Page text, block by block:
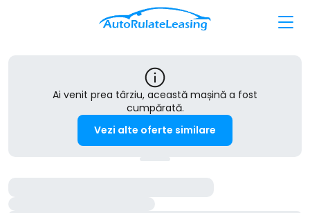
Ai venit prea târziu, această mașină a fost
cumpărată.
Vezi alte oferte similare